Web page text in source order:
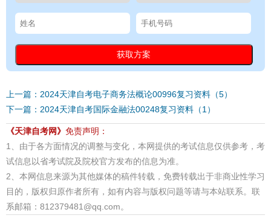
上一篇：2024天津自考电子商务法概论00996复习资料（5）
下一篇：2024天津自考国际金融法00248复习资料（1）
《天津自考网》 免责声明：
1、由于各方面情况的调整与变化，本网提供的考试信息仅供参考，考
试信息以省考试院及院校官方发布的信息为准。
2、本网信息来源为其他媒体的稿件转载，免费转载出于非商业性学习
目的，版权归原作者所有，如有内容与版权问题等请与本站联系。联
系邮箱：812379481@qq.com。